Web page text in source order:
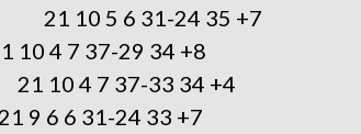
21 10 5 6 31-24 35 +7
4 7 37-29 34 +8
10 4 7 37-33 34 +4
6 6 31-24 33 +7